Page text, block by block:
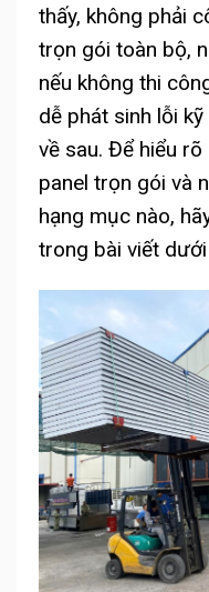
thấy, không phải
trọn gói toàn bộ,
nếu không thi
dễ phát sinh lỗi
về sau. Để hiểu
panel trọn gói và
hạng mục nào,
trong bài viết dưới